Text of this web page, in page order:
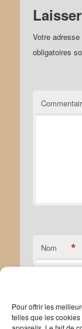
Pour offrir les
telles que les
Votre
obligatoires
Nom *
E-mail *